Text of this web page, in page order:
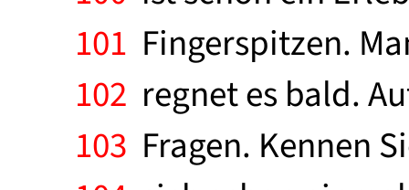
101 Fingerspitzen.
102 regnet es bald.
103 Fragen. Kennen